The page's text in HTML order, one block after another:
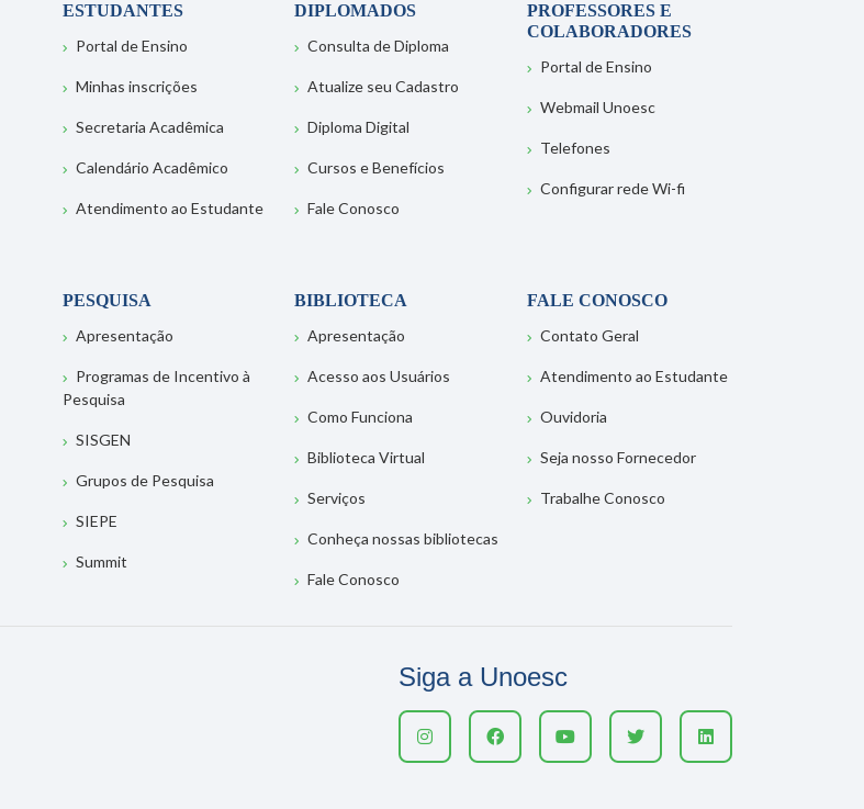
ESTUDANTES
Portal de Ensino
Minhas inscrições
Secretaria Acadêmica
Calendário Acadêmico
Atendimento ao Estudante
DIPLOMADOS
Consulta de Diploma
Atualize seu Cadastro
Diploma Digital
Cursos e Benefícios
Fale Conosco
PROFESSORES E
COLABORADORES
Portal de Ensino
Webmail Unoesc
Telefones
Configurar rede Wi-fi
PESQUISA
Apresentação
Programas de Incentivo à
Pesquisa
SISGEN
Grupos de Pesquisa
SIEPE
Summit
BIBLIOTECA
Apresentação
Acesso aos Usuários
Como Funciona
Biblioteca Virtual
Serviços
Conheça nossas bibliotecas
Fale Conosco
FALE CONOSCO
Contato Geral
Atendimento ao Estudante
Ouvidoria
Seja nosso Fornecedor
Trabalhe Conosco
Siga a Unoesc